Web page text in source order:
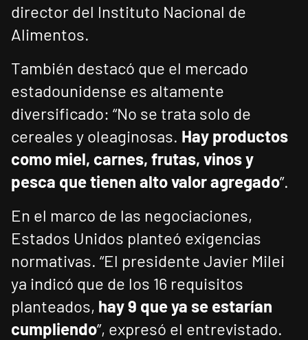
director del Instituto Nacional de
Alimentos.
También destacó que el mercado
estadounidense es altamente
diversificado: “No se trata solo de
cereales y oleaginosas. Hay productos
como miel, carnes, frutas, vinos y
pesca que tienen alto valor agregado”.
En el marco de las negociaciones,
Estados Unidos planteó exigencias
normativas. “El presidente Javier Milei
ya indicó que de los 16 requisitos
planteados, hay 9 que ya se estarían
cumpliendo”, expresó el entrevistado.